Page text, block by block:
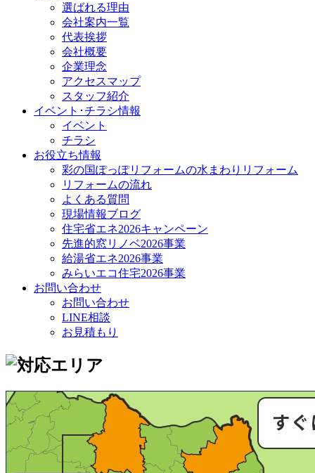
選ばれる理由
会社案内一覧
代表挨拶
会社概要
企業理念
アクセスマップ
スタッフ紹介
イベント･チラシ情報
イベント
チラシ
お役立ち情報
彩の国ぽっぽリフォームの水まわりリフォーム
リフォームの流れ
よくある質問
現場情報ブログ
住宅省エネ2026キャンペーン
先進的窓リノベ2026事業
給湯省エネ2026事業
みらいエコ住宅2026事業
お問い合わせ
お問い合わせ
LINE相談
お見積もり